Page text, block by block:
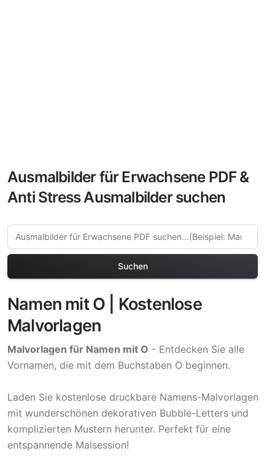
Ausmalbilder für Erwachsene PDF &
Anti Stress Ausmalbilder suchen
Suchen
Namen mit O | Kostenlose
Malvorlagen
Malvorlagen für Namen mit O - Entdecken Sie alle
Vornamen, die mit dem Buchstaben O beginnen.
Laden Sie kostenlose druckbare Namens-Malvorlagen
mit wunderschönen dekorativen Bubble-Letters und
komplizierten Mustern herunter. Perfekt für eine
entspannende Malsession!